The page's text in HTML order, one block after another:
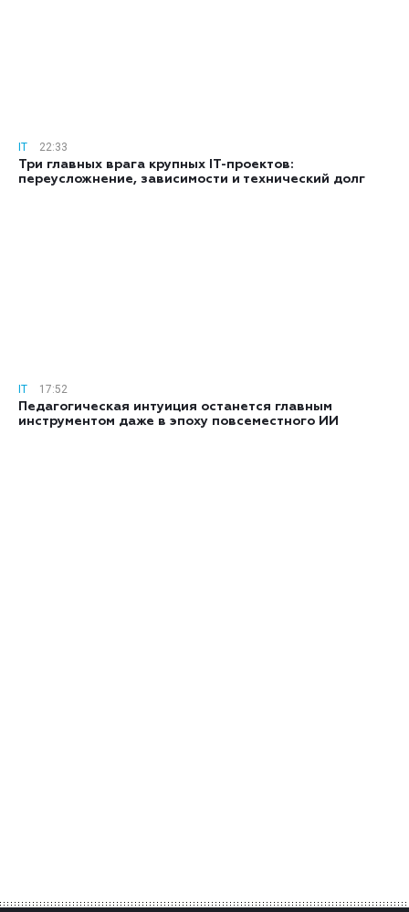
IT
22:33
Три главных врага крупных IT-проектов:
переусложнение, зависимости и технический долг
IT
17:52
Педагогическая интуиция останется главным
инструментом даже в эпоху повсеместного ИИ